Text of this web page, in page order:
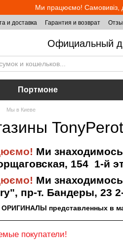
Ми працюємо! Самовивіз,
и доставка Гарантия и возврат
Официальный
Портмоне
Мы в Киеве
Ми
154 1-й
Ми
пр-т. Бандеры, 23
ОРИГИНАЛЫ представленных в
покупатели!